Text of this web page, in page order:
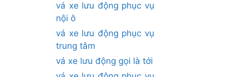
vá xe lưu động phục vụ
nội ô
vá xe lưu động phục vụ
trung tâm
vá xe lưu động gọi là tới